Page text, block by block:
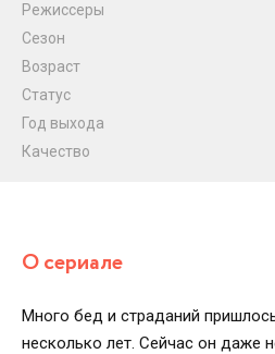
Режиссеры
Сезон
Возраст
Статус
Год выхода
Качество
О сериале
Много бед и страданий
несколько лет. Сейчас он даже